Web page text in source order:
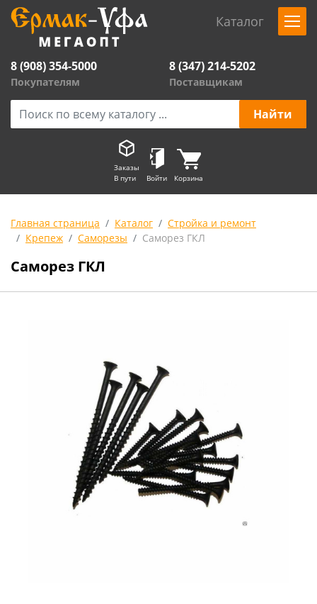
Каталог
8 (908) 354-5000
Покупателям
8 (347) 214-5202
Поставщикам
Заказы
В пути
Войти Корзина
Главная страница Каталог
Стройка и ремонт
Крепеж
Саморезы Саморез ГКЛ
Саморез ГКЛ